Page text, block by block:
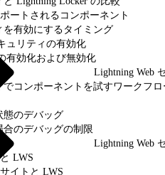
ートされるコンポーネント
を有効にするタイミング
ュリティの有効化
有効化および無効化
Lightning Web
でコンポーネントを試すワークフロ
態のデバッグ
のデバッグの制限
Lightning Web
LWS
イトと LWS